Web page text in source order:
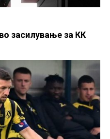
засилување за КК